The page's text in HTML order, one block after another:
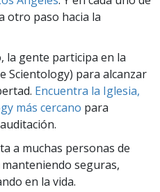
otro paso hacia la
la gente participa en la
Scientology) para alcanzar
Encuentra la Iglesia,
más cercano para
a muchas personas de
seguras,
en la vida.